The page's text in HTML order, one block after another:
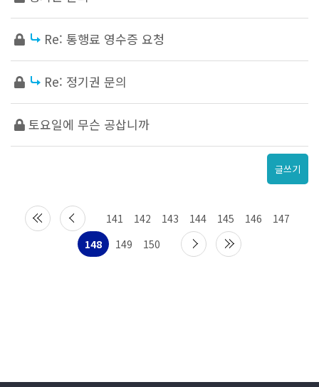
Re: 통행료 영수증 요청
Re: 정기권 문의
토요일에 무슨 공삽니까
글쓰기
141 142 143 144 145 146
147
148
149 150